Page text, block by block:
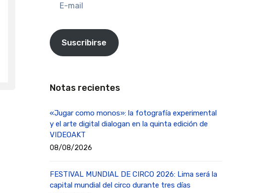
mail
Suscribirse
Notas recientes
«Jugar como monos»: la fotografía experimental
y el arte digital dialogan en la quinta edición de
VIDEOAKT
08/08/2026
FESTIVAL MUNDIAL DE CIRCO 2026: Lima será la
capital mundial del circo durante tres días